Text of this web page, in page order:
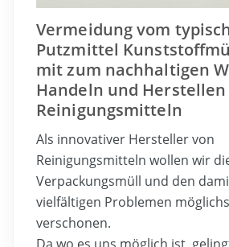
Vermeidung vom
Putzmittel
mit zum nachhaltigen
Handeln und
Reinigungsmitteln
Als innovativer Hersteller von
Reinigungsmitteln wollen wir
Verpackungsmüll und den
vielfältigen Problemen
verschonen.